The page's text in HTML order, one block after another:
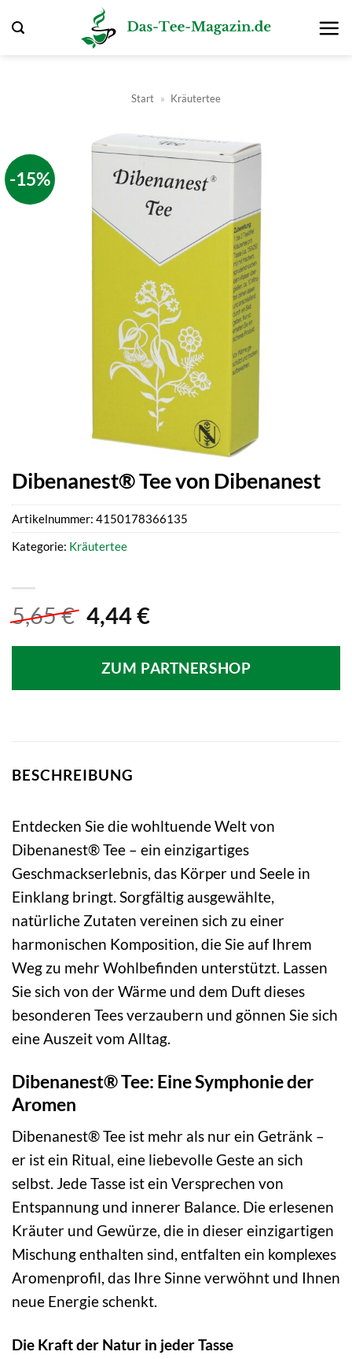
Inhalt
Start » Kräutertee
-15%
Dibenanest® Tee von Dibenanest
5,65€ Ursprünglicher
war:
5,65 €
4,44€Aktueller
ist:
4,44 €.
ZUM PARTNERSHOP
Artikelnummer: 4150178366135
Kategorie: Kräutertee
BESCHREIBUNG
Entdecken Sie die wohltuende Welt von
Dibenanest® Tee – ein einzigartiges
Geschmackserlebnis, das Körper und Seele in
Einklang bringt. Sorgfältig ausgewählte,
natürliche Zutaten vereinen sich zu einer
harmonischen Komposition, die Sie auf Ihrem
Weg zu mehr Wohlbefinden unterstützt. Lassen
Sie sich von der Wärme und dem Duft dieses
besonderen Tees verzaubern und gönnen Sie sich
eine Auszeit vom Alltag.
Dibenanest® Tee: Eine Symphonie der
Aromen
Dibenanest® Tee ist mehr als nur ein Getränk –
er ist ein Ritual, eine liebevolle Geste an sich
selbst. Jede Tasse ist ein Versprechen von
Entspannung und innerer Balance. Die erlesenen
Kräuter und Gewürze, die in dieser einzigartigen
Mischung enthalten sind, entfalten ein komplexes
Aromenprofil, das Ihre Sinne verwöhnt und Ihnen
neue Energie schenkt.
Die Kraft der Natur in jeder Tasse